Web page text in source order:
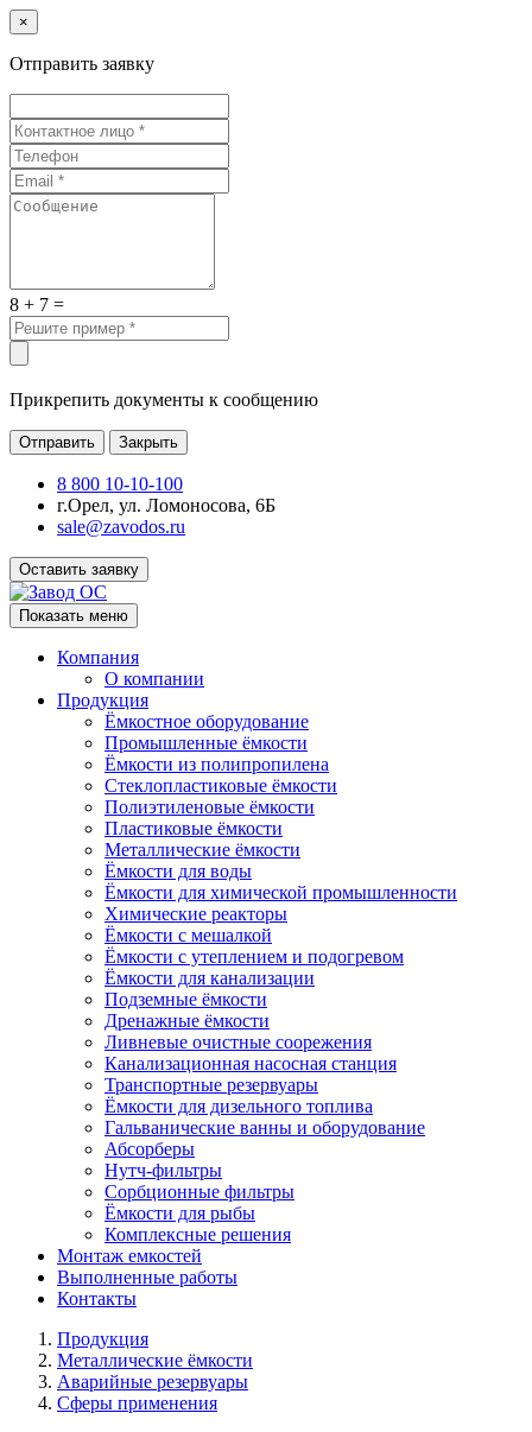
×
Отправить заявку
8 + 7 =
Прикрепить документы к сообщению
Отправить Закрыть
8 800 10-10-100
г.Орел, ул. Ломоносова, 6Б
sale@zavodos.ru
Оставить заявку
Показать меню
Компания
О компании
Продукция
Ёмкостное оборудование
Промышленные ёмкости
Ёмкости из полипропилена
Стеклопластиковые ёмкости
Полиэтиленовые ёмкости
Пластиковые ёмкости
Металлические ёмкости
Ёмкости для воды
Ёмкости для химической промышленности
Химические реакторы
Ёмкости с мешалкой
Ёмкости с утеплением и подогревом
Ёмкости для канализации
Подземные ёмкости
Дренажные ёмкости
Ливневые очистные соорежения
Канализационная насосная станция
Транспортные резервуары
Ёмкости для дизельного топлива
Гальванические ванны и оборудование
Абсорберы
Нутч-фильтры
Сорбционные фильтры
Ёмкости для рыбы
Комплексные решения
Монтаж емкостей
Выполненные работы
Контакты
Продукция
Металлические ёмкости
Аварийные резервуары
Сферы применения